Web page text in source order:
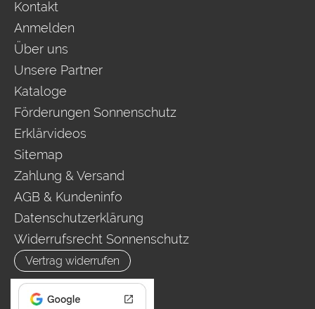
Kontakt
Anmelden
Über uns
Unsere Partner
Kataloge
Förderungen Sonnenschutz
Erklärvideos
Sitemap
Zahlung & Versand
AGB & Kundeninfo
Datenschutzerklärung
Widerrufsrecht Sonnenschutz
Vertrag widerrufen